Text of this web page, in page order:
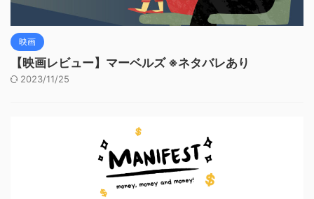
映画
【映画レビュー】マーベルズ ※ネタバレあり
2023/11/25